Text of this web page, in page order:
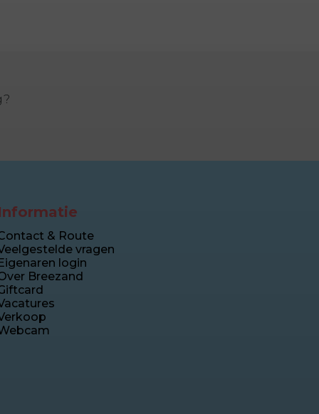
& Route
vragen
Eigenaren login
Breezand